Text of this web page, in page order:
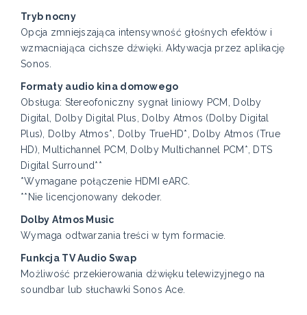
Tryb nocny
Opcja zmniejszająca intensywność głośnych efektów i
wzmacniająca cichsze dźwięki. Aktywacja przez aplikację
Sonos.
Formaty audio kina domowego
Obsługa: Stereofoniczny sygnał liniowy PCM, Dolby
Digital, Dolby Digital Plus, Dolby Atmos (Dolby Digital
Plus), Dolby Atmos*, Dolby TrueHD*, Dolby Atmos (True
HD), Multichannel PCM, Dolby Multichannel PCM*, DTS
Digital Surround**
*Wymagane połączenie HDMI eARC.
**Nie licencjonowany dekoder.
Dolby Atmos Music
Wymaga odtwarzania treści w tym formacie.
Funkcja TV Audio Swap
Możliwość przekierowania dźwięku telewizyjnego na
soundbar lub słuchawki Sonos Ace.